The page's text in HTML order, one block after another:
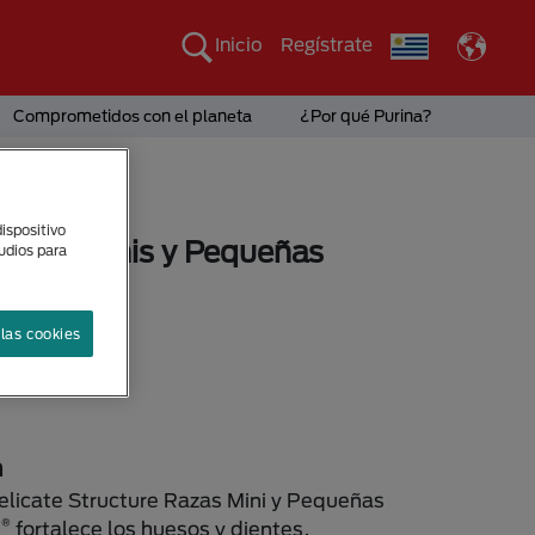
Inicio Regístrate
Comprometidos con el planeta ¿Por qué Purina?
Minis y Pequeñas
Structure Razas Mini y Pequeñas
® fortalece los huesos y dientes.
para
cookies